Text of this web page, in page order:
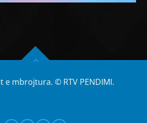
e mbrojtura. © RTV PENDIMI.